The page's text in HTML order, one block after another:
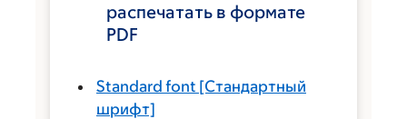
распечатать в формате
PDF
Standard font [Стандартный
шрифт]